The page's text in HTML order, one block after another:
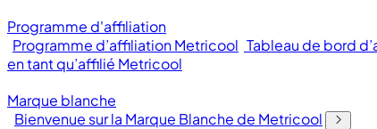
Programme d'affiliation
Programme d’affiliation Metricool Tableau de bord
en tant qu’affilié Metricool
Marque blanche
Bienvenue sur la Marque Blanche de Metricool